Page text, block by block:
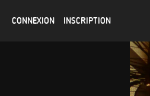
CONNEXION INSCRIPTION